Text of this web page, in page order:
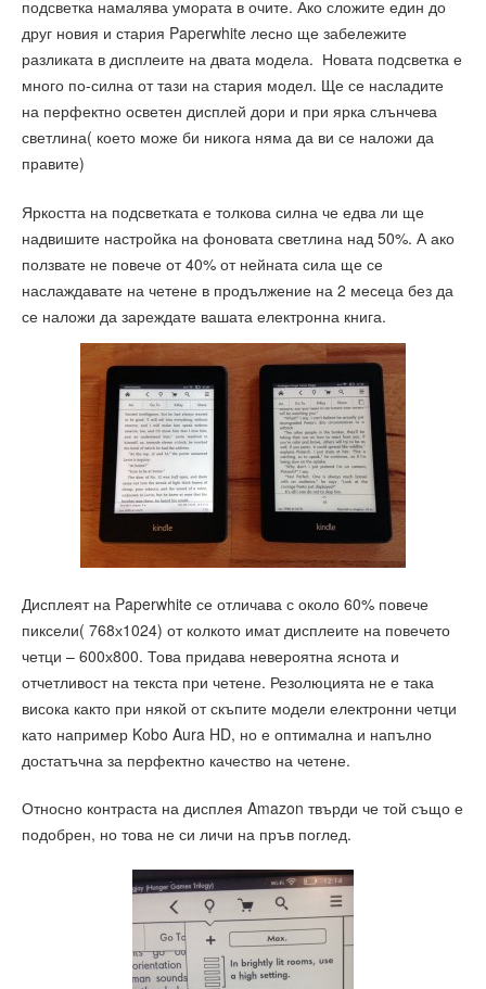
подсветка намалява умората в очите. Ако сложите един до
друг новия и стария Paperwhite лесно ще забележите
разликата в дисплеите на двата модела. Новата подсветка е
много по-силна от тази на стария модел. Ще се насладите
на перфектно осветен дисплей дори и при ярка слънчева
светлина( което може би никога няма да ви се наложи да
правите)
Яркостта на подсветката е толкова силна че едва ли ще
надвишите настройка на фоновата светлина над 50%. А ако
ползвате не повече от 40% от нейната сила ще се
наслаждавате на четене в продължение на 2 месеца без да
се наложи да зареждате вашата електронна книга.
Дисплеят на Paperwhite се отличава с около 60% повече
пиксели( 768х1024) от колкото имат дисплеите на повечето
четци – 600х800. Това придава невероятна яснота и
отчетливост на текста при четене. Резолюцията не е така
висока както при някой от скъпите модели електронни четци
като например Kobo Aura HD, но е оптимална и напълно
достатъчна за перфектно качество на четене.
Относно контраста на дисплея Amazon твърди че той също е
подобрен, но това не си личи на пръв поглед.